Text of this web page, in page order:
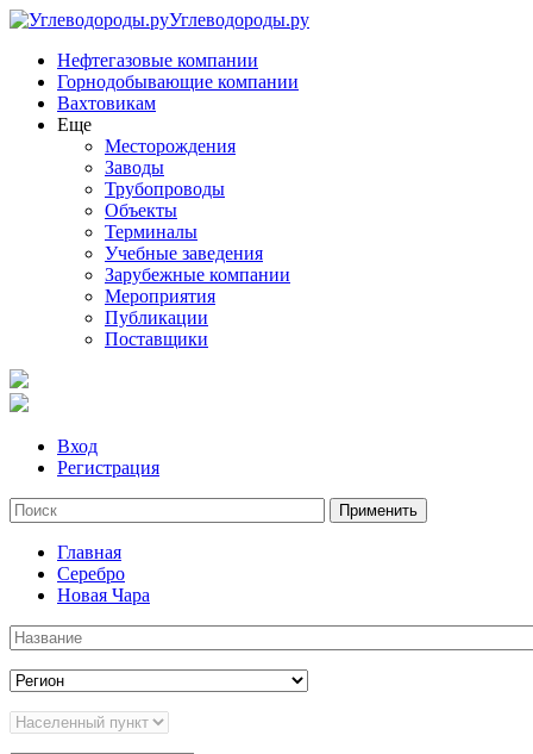
Углеводороды.ру
Нефтегазовые компании
Горнодобывающие компании
Вахтовикам
Еще
Месторождения
Заводы
Трубопроводы
Объекты
Терминалы
Учебные заведения
Зарубежные компании
Мероприятия
Публикации
Поставщики
Вход
Регистрация
Главная
Серебро
Новая Чара